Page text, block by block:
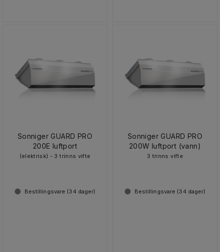
Sonniger GUARD PRO
200E luftport
(elektrisk) - 3 trinns vifte
Bestillingsvare (34 dager)
Sonniger GUARD PRO
200W luftport (vann)
3 trinns vifte
Bestillingsvare (34 dager)